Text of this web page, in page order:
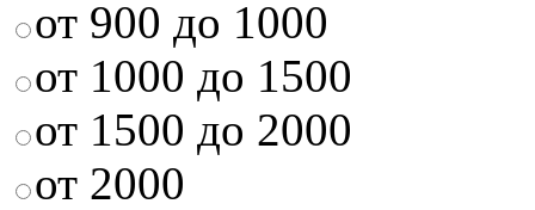
от 900 до 1000
от 1000 до 1500
от 1500 до 2000
от 2000